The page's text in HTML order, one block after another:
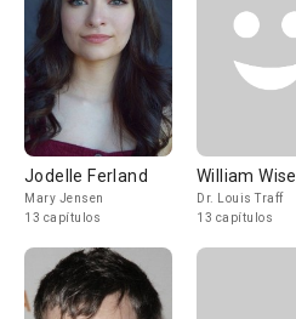
Jodelle Ferland
Mary Jensen
13 capítulos
William Wise
Dr. Louis Traff
13 capítulos